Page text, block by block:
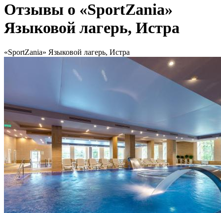
Отзывы о «SportZania»
Языковой лагерь, Истра
«SportZania» Языковой лагерь, Истра